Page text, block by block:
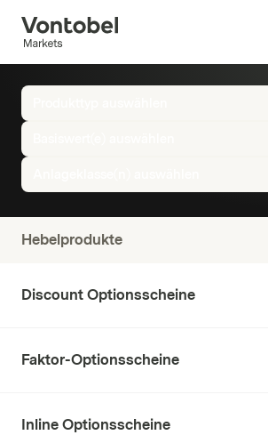
Übersicht
Hebelprodukte
Discount Optionsscheine
Faktor-Optionsscheine
Inline Optionsscheine